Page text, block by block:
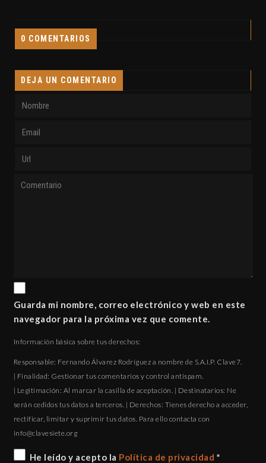
0 COMENTARIOS
DEJA UN COMENTARIO
Guarda mi nombre, correo electrónico y web en este
navegador para la próxima vez que comente.
Información básica sobre tus derechos:
Responsable: Fernando Álvarez Rodríguez a nombre de S.A.I.P. Clave7.
| Finalidad: Gestionar tus comentarios y control antispam.
| Legitimación: Al marcar la casilla de aceptación. | Destinatarios: Ne
serán cedidos tus datos a terceros. | Derechos: Tienes derecho a acceder,
rectificar, limitar y suprimir tus datos. Para ello contacta con
gro.eteisevalc@ofni
He leído y acepto la Política de privacidad *